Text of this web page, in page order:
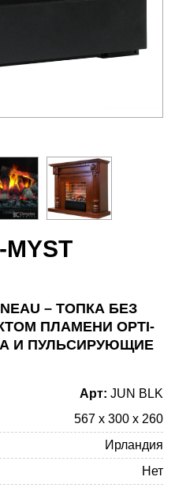
MYST
– ТОПКА БЕЗ
ПЛАМЕНИ OPTI-
И ПУЛЬСИРУЮЩИЕ
Арт: JUN BLK
567 x 300 x 260
Ирландия
Нет